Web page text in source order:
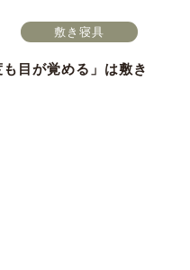
敷き寝具
目が覚める」は敷き